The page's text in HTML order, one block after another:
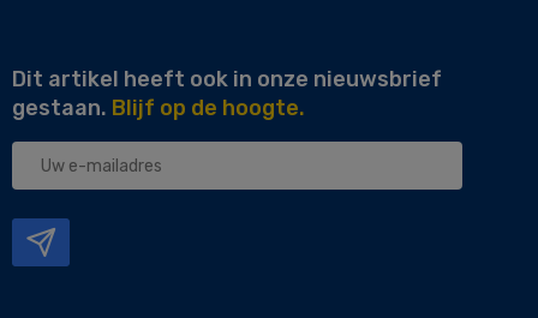
Dit artikel heeft ook in onze nieuwsbrief
gestaan. Blijf op de hoogte.
Uw